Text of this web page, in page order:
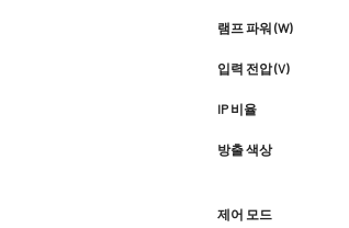
램프 파워 (W)
입력 전압 (V)
IP 비율
방출 색상
제어 모드